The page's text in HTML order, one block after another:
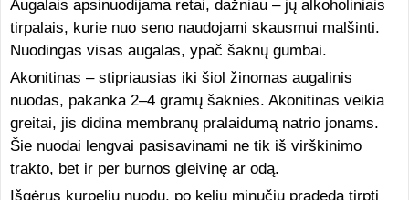
Augalais apsinuodijama retai, dažniau – jų alkoholiniais
tirpalais, kurie nuo seno naudojami skausmui malšinti.
Nuodingas visas augalas, ypač šaknų gumbai.
Akonitinas – stipriausias iki šiol žinomas augalinis
nuodas, pakanka 2–4 gramų šaknies. Akonitinas veikia
greitai, jis didina membranų pralaidumą natrio jonams.
Šie nuodai lengvai pasisavinami ne tik iš virškinimo
trakto, bet ir per burnos gleivinę ar odą.
Išgėrus kurpelių nuodų, po kelių minučių pradeda tirpti